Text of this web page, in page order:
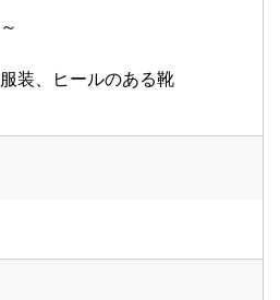
装、ヒールのある靴